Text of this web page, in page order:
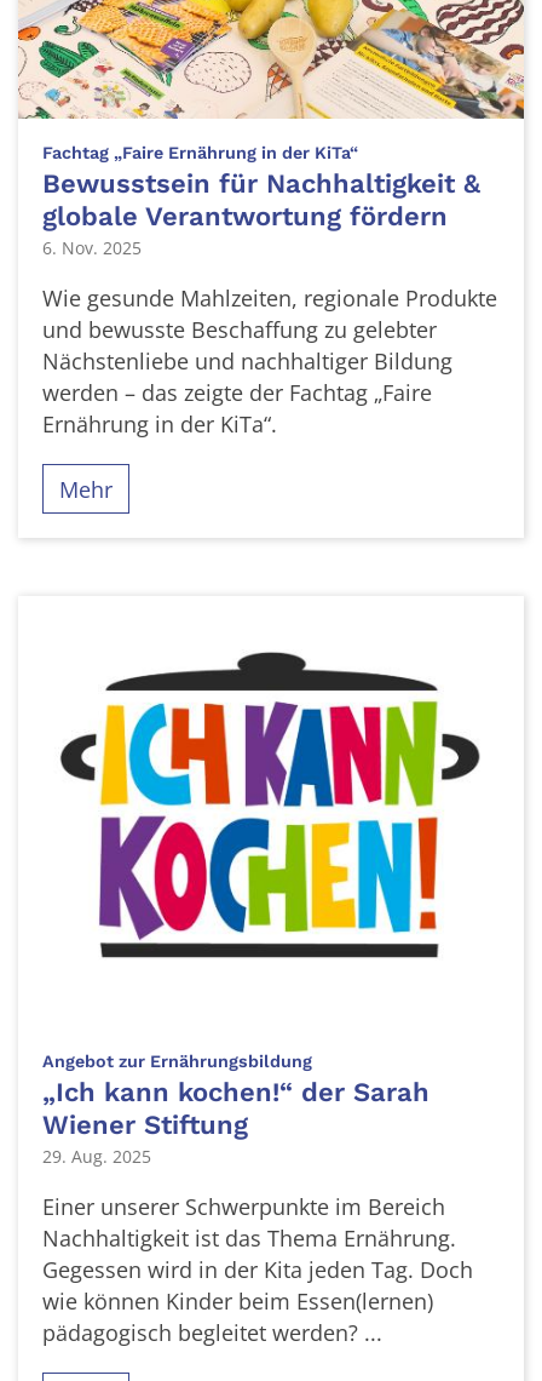
Fachtag „Faire Ernährung in der KiTa“:
Bewusstsein für Nachhaltigkeit &
globale Verantwortung fördern
6. Nov. 2025
Wie gesunde Mahlzeiten, regionale Produkte
und bewusste Beschaffung zu gelebter
Nächstenliebe und nachhaltiger Bildung
werden – das zeigte der Fachtag „Faire
Ernährung in der KiTa“.
Mehr
Angebot zur Ernährungsbildung:
„Ich kann kochen!“ der Sarah
Wiener Stiftung
29. Aug. 2025
Einer unserer Schwerpunkte im Bereich
Nachhaltigkeit ist das Thema Ernährung.
Gegessen wird in der Kita jeden Tag. Doch
wie können Kinder beim Essen(lernen)
pädagogisch begleitet werden? ...